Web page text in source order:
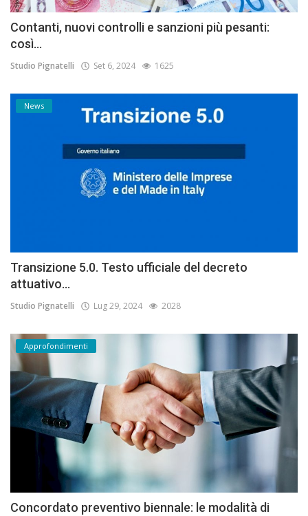
Contanti, nuovi controlli e sanzioni più pesanti:
così...
Studio Pignatelli Set 6, 2024 1625
News
Transizione 5.0. Testo ufficiale del decreto
attuativo...
Studio Pignatelli Lug 29, 2024 2028
Approfondimenti
Concordato preventivo biennale: le modalità di